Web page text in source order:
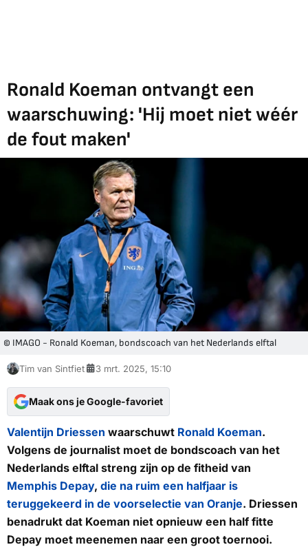
Ronald Koeman ontvangt een
waarschuwing: 'Hij moet niet wéér
de fout maken'
© IMAGO - Ronald Koeman, bondscoach van het Nederlands elftal
Tim van Sintfiet 3 mrt. 2025, 15:10
Maak ons je Google-favoriet
Valentijn Driessen waarschuwt Ronald Koeman.
Volgens de journalist moet de bondscoach van het
Nederlands elftal streng zijn op de fitheid van
Memphis Depay, die na ruim een halfjaar is
teruggekeerd in de voorselectie van Oranje. Driessen
benadrukt dat Koeman niet opnieuw een half fitte
Depay moet meenemen naar een groot toernooi.